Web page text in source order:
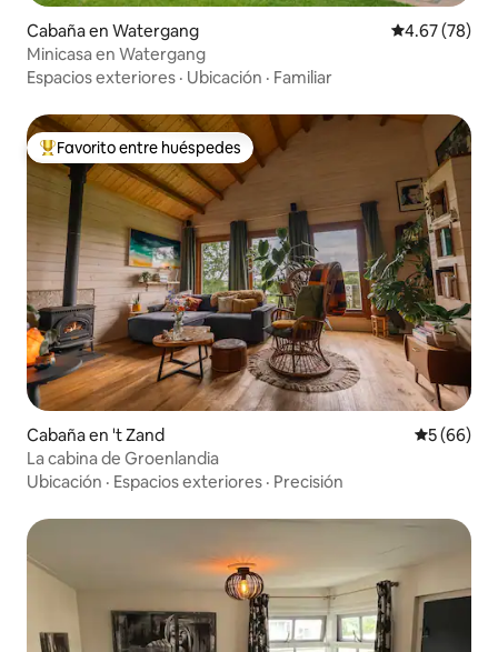
Cabaña en Watergang Calificación
4.67 (78)
Minicasa en Watergang
Espacios exteriores · Ubicación · Familiar
De los mejores en Favorito entre huéspedes
Favorito entre huéspedes
Cabaña en 't Zand
5 (66)
La cabina de Groenlandia
Ubicación · Espacios exteriores · Precisión